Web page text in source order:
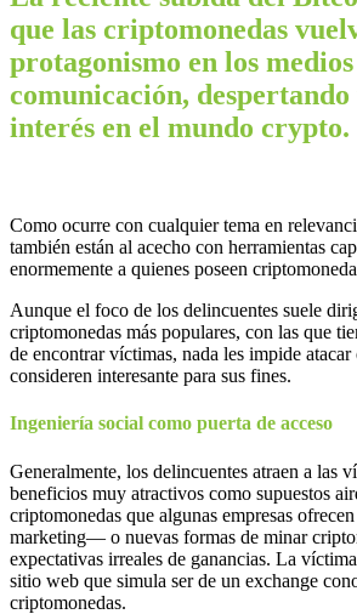
que las criptomonedas
protagonismo en los medios
comunicación,
interés en el mundo crypto.
Como ocurre con cualquier tema en
también están al acecho con herramientas
enormemente a quienes poseen
Aunque el foco de los delincuentes suele
criptomonedas más populares, con las que
de encontrar víctimas, nada les impide
consideren interesante para sus fines.
Ingeniería social como puerta de acceso
Generalmente, los delincuentes atraen a las
beneficios muy atractivos como supuestos
criptomonedas que algunas empresas
marketing— o nuevas formas de minar
expectativas irreales de ganancias. La
sitio web que simula ser de un exchange
criptomonedas.